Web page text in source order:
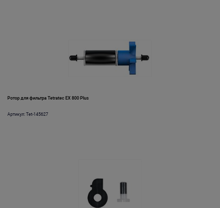
Ротор для фильтра Tetratec EX 800 Plus
Артикул: Tet-145627